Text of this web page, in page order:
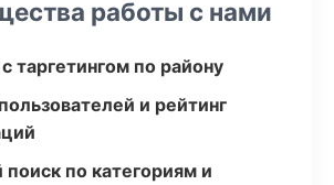
работы с нами
таргетингом по району
и рейтинг
по категориям и